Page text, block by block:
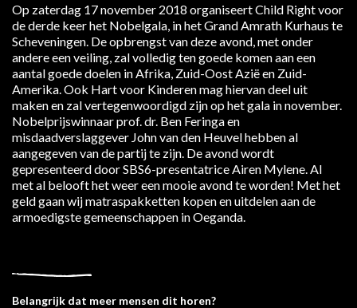
Op zaterdag 17 november 2018 organiseert Child Right voor
de derde keer het Nobelgala, in het Grand Amrath Kurhaus te
Scheveningen. De opbrengst van deze avond, met onder
andere een veiling, zal volledig ten goede komen aan een
aantal goede doelen in Afrika, Zuid-Oost Azië en Zuid-
Amerika. Ook Hart voor Kinderen mag hiervan deel uit
maken en zal vertegenwoordigd zijn op het gala in november.
Nobelprijswinnaar prof. dr. Ben Feringa en
misdaadverslaggever John van den Heuvel hebben al
aangegeven van de partij te zijn. De avond wordt
gepresenteerd door SBS6-presentatrice Airen Mylene. Al
met al belooft het weer een mooie avond te worden! Met het
geld gaan wij matraspakketten kopen en uitdelen aan de
armoedigste gemeenschappen in Oeganda.
Belangrijk dat meer mensen dit horen?